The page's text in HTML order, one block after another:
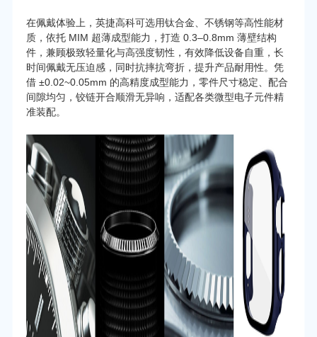
在佩戴体验上，英捷高科可选用钛合金、不锈钢等高性能材
质，依托 MIM 超薄成型能力，打造 0.3–0.8mm 薄壁结构
件，兼顾极致轻量化与高强度韧性，有效降低设备自重，长
时间佩戴无压迫感，同时抗摔抗弯折，提升产品耐用性。凭
借 ±0.02~0.05mm 的高精度成型能力，零件尺寸稳定、配合
间隙均匀，铰链开合顺滑无异响，适配各类微型电子元件精
准装配。